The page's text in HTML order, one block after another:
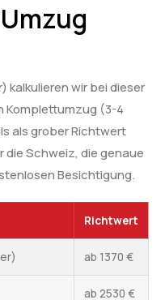
kalkulieren wir bei dieser
Komplettumzug (3-4
als grober Richtwert
die Schweiz, die genaue
Besichtigung.
Richtwert
ab 1370 €
ab 2530 €